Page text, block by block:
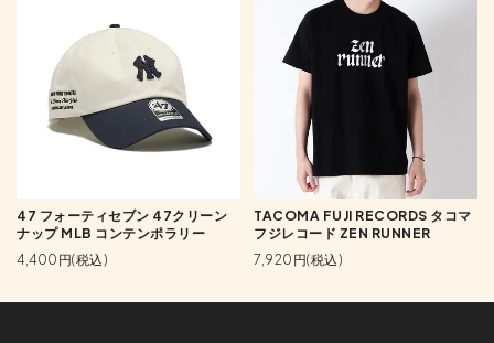
47 フォーティセブン 47クリーン
ナップ MLB コンテンポラリー
4,400円(税込)
TACOMA FUJI RECORDS タコマ
フジレコード ZEN RUNNER
7,920円(税込)